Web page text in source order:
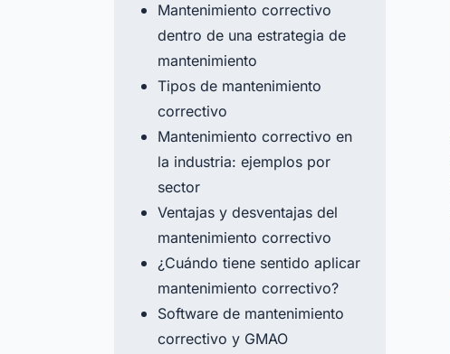
Mantenimiento correctivo
dentro de una estrategia de
mantenimiento
Tipos de mantenimiento
correctivo
Mantenimiento correctivo en
la industria: ejemplos por
sector
Ventajas y desventajas del
mantenimiento correctivo
¿Cuándo tiene sentido aplicar
mantenimiento correctivo?
Software de mantenimiento
correctivo y GMAO